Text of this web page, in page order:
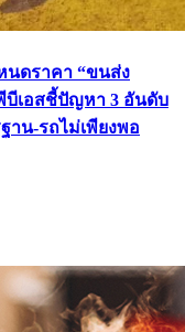
นดราคา “ขนส่ง
บีเอสชี้ปัญหา 3 อันดับ
าน-รถไม่เพียงพอ